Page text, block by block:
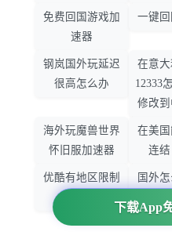
下载App
免费回国游戏加
速器
一键
钢岚国外玩延迟
很高怎么办
在意
12333
修改
海外玩魔兽世界
怀旧服加速器
在美
连结
优酷有地区限制
国外
精英